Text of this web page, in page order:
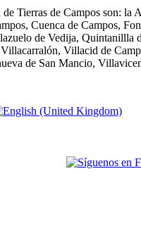
Tierras de Campos son:
Cuenca de Campos,
de Vedija, Quintanillla
Villacid de
de San Mancio,